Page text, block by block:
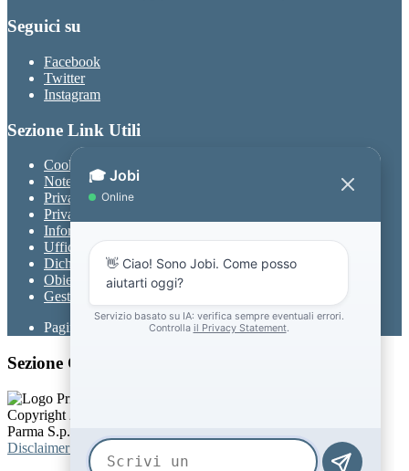
Seguici su
Facebook
Twitter
Instagram
Sezione Link Utili
Cookie policy
Note legali
Privacy
Privacy Policy
Informativa Privacy chatbot Jobi
Ufficio Relazioni con il Pubblico
Dichiarazione di accessibilità
Obiettivi di accessibilità
Gestione consensi cookie
Pagina visualizzata679volte
Sezione Copyright
Copyright 2026 | Engineered and powered by Gruppo Spaggiari
Parma S.p.A. | Divisione Publishing & New Social Media
Disclaimer trattamento dati personali